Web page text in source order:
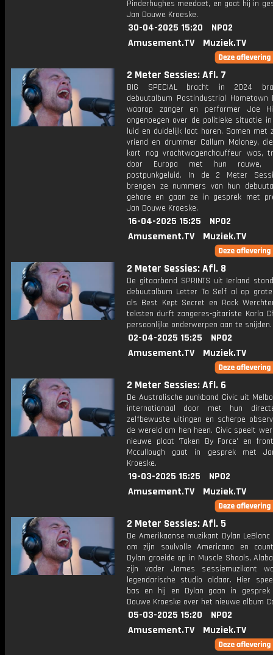
Pinderhughes meedoet, en gaat hij in
Jan Douwe Kroeske.
30-04-2025 15:20
NPO2
Amusement.TV
Muziek.TV
2 Meter Sessies: Afl. 7
BIG SPECIAL bracht in 2024
debuutalbum Postindustrial Hometown
waarop zanger en performer Joe
ongenoegen over de politieke situatie in
luid en duidelijk laat horen. Samen met
vriend en drummer Callum Maloney,
kort nog vrachtwagenchauffeur was,
door Europa met hun rauwe,
postpunkgeluid. In de 2 Meter
brengen ze nummers van hun
gehore en gaan ze in gesprek met
Jan Douwe Kroeske.
16-04-2025 15:25
NPO2
Amusement.TV
Muziek.TV
2 Meter Sessies: Afl. 8
De gitaarband SPRINTS uit Ierland
debuutalbum Letter To Self al op
als Best Kept Secret en Rock
teksten durft zangeres-gitariste Karla
persoonlijke onderwerpen aan te snijden.
02-04-2025 15:25
NPO2
Amusement.TV
Muziek.TV
2 Meter Sessies: Afl. 6
De Australische punkband Civic uit
internationaal door met hun
zelfbewuste uitingen en scherpe
de wereld om hen heen. Civic speelt
nieuwe plaat 'Taken By Force' en
Mccullough gaat in gesprek met
Kroeske.
19-03-2025 15:25
NPO2
Amusement.TV
Muziek.TV
2 Meter Sessies: Afl. 5
De Amerikaanse muzikant Dylan
om zijn soulvolle Americana en
Dylan groeide op in Muscle Shoals,
zijn vader James sessiemuzikant
legendarische studio aldaar. Hier
bas en hij en Dylan gaan in
Douwe Kroeske over het nieuwe album
05-03-2025 15:20
NPO2
Amusement.TV
Muziek.TV